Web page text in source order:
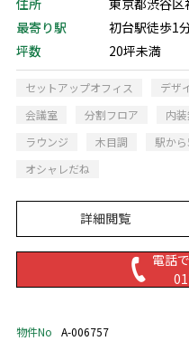
最寄り駅
初台駅徒歩1
坪数
20坪未満
セットアップオフィス デザ
会議室
分割フロア 内
ラウンジ
木目調 駅か
オシャレだね
詳細閲覧
電話
物件No A-006757